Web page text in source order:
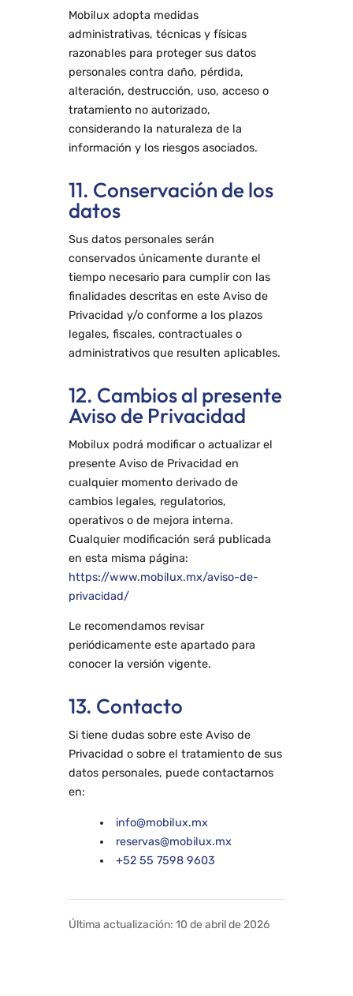
Mobilux adopta medidas
administrativas, técnicas y físicas
razonables para proteger sus datos
personales contra daño, pérdida,
alteración, destrucción, uso, acceso o
tratamiento no autorizado,
considerando la naturaleza de la
información y los riesgos asociados.
11. Conservación de los
datos
Sus datos personales serán
conservados únicamente durante el
tiempo necesario para cumplir con las
finalidades descritas en este Aviso de
Privacidad y/o conforme a los plazos
legales, fiscales, contractuales o
administrativos que resulten aplicables.
12. Cambios al presente
Aviso de Privacidad
Mobilux podrá modificar o actualizar el
presente Aviso de Privacidad en
cualquier momento derivado de
cambios legales, regulatorios,
operativos o de mejora interna.
Cualquier modificación será publicada
en esta misma página:
https://www.mobilux.mx/aviso-de-
privacidad/
Le recomendamos revisar
periódicamente este apartado para
conocer la versión vigente.
13. Contacto
Si tiene dudas sobre este Aviso de
Privacidad o sobre el tratamiento de sus
datos personales, puede contactarnos
en:
info@mobilux.mx
reservas@mobilux.mx
+52 55 7598 9603
Última actualización: 10 de abril de 2026